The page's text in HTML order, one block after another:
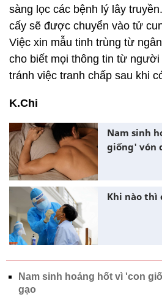
sàng lọc các bệnh lý lây
cấy sẽ được chuyển vào tử
Việc xin mẫu tinh trùng từ
cho biết mọi thông tin từ
tránh việc tranh chấp sau khi
K.Chi
Nam sinh
giống' vón
Khi nào thì
Nam sinh hoảng hốt vì 'con
gạo